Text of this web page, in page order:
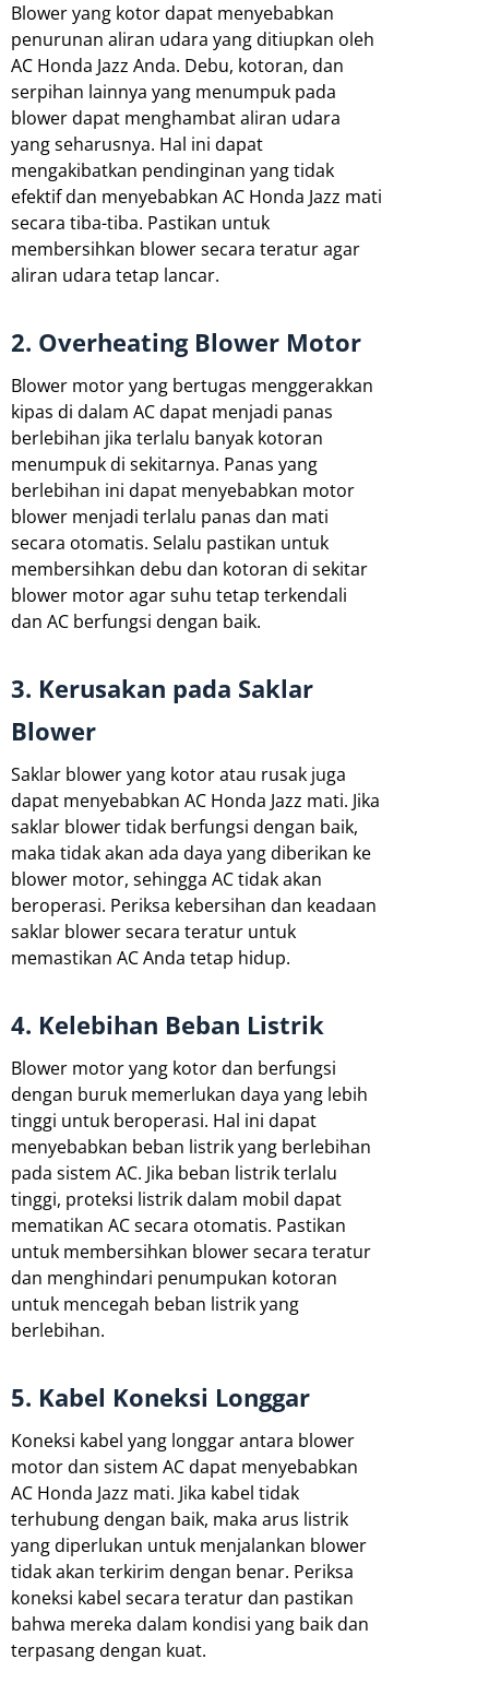
Blower yang kotor dapat menyebabkan
penurunan aliran udara yang ditiupkan oleh
AC Honda Jazz Anda. Debu, kotoran, dan
serpihan lainnya yang menumpuk pada
blower dapat menghambat aliran udara
yang seharusnya. Hal ini dapat
mengakibatkan pendinginan yang tidak
efektif dan menyebabkan AC Honda Jazz mati
secara tiba-tiba. Pastikan untuk
membersihkan blower secara teratur agar
aliran udara tetap lancar.
2. Overheating Blower Motor
Blower motor yang bertugas menggerakkan
kipas di dalam AC dapat menjadi panas
berlebihan jika terlalu banyak kotoran
menumpuk di sekitarnya. Panas yang
berlebihan ini dapat menyebabkan motor
blower menjadi terlalu panas dan mati
secara otomatis. Selalu pastikan untuk
membersihkan debu dan kotoran di sekitar
blower motor agar suhu tetap terkendali
dan AC berfungsi dengan baik.
3. Kerusakan pada Saklar
Blower
Saklar blower yang kotor atau rusak juga
dapat menyebabkan AC Honda Jazz mati. Jika
saklar blower tidak berfungsi dengan baik,
maka tidak akan ada daya yang diberikan ke
blower motor, sehingga AC tidak akan
beroperasi. Periksa kebersihan dan keadaan
saklar blower secara teratur untuk
memastikan AC Anda tetap hidup.
4. Kelebihan Beban Listrik
Blower motor yang kotor dan berfungsi
dengan buruk memerlukan daya yang lebih
tinggi untuk beroperasi. Hal ini dapat
menyebabkan beban listrik yang berlebihan
pada sistem AC. Jika beban listrik terlalu
tinggi, proteksi listrik dalam mobil dapat
mematikan AC secara otomatis. Pastikan
untuk membersihkan blower secara teratur
dan menghindari penumpukan kotoran
untuk mencegah beban listrik yang
berlebihan.
5. Kabel Koneksi Longgar
Koneksi kabel yang longgar antara blower
motor dan sistem AC dapat menyebabkan
AC Honda Jazz mati. Jika kabel tidak
terhubung dengan baik, maka arus listrik
yang diperlukan untuk menjalankan blower
tidak akan terkirim dengan benar. Periksa
koneksi kabel secara teratur dan pastikan
bahwa mereka dalam kondisi yang baik dan
terpasang dengan kuat.